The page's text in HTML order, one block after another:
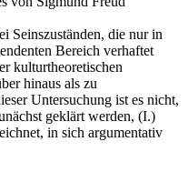
Seinszuständen, die nur in
Bereich verhaftet
kulturtheoretischen
hinaus als zu
Untersuchung ist es nicht,
geklärt werden, (I.)
in sich argumentativ